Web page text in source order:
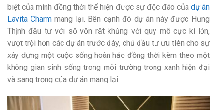
biệt của mình đồng thời thể hiện được sự độc đáo của dự án
Lavita Charmmang lại. Bên cạnh đó dự án này được Hưng
Thịnh đầu tư với số vốn rất khủng với quy mô cực kì lớn,
vượt trội hơn các dự án trước đây, chủ đầu tư ưu tiên cho sự
xây dựng một cuộc sống hoàn hảo đồng thời kèm theo một
không gian sinh sống trong môi trường trong xanh hiện đại
và sang trọng của dự án mang lại.